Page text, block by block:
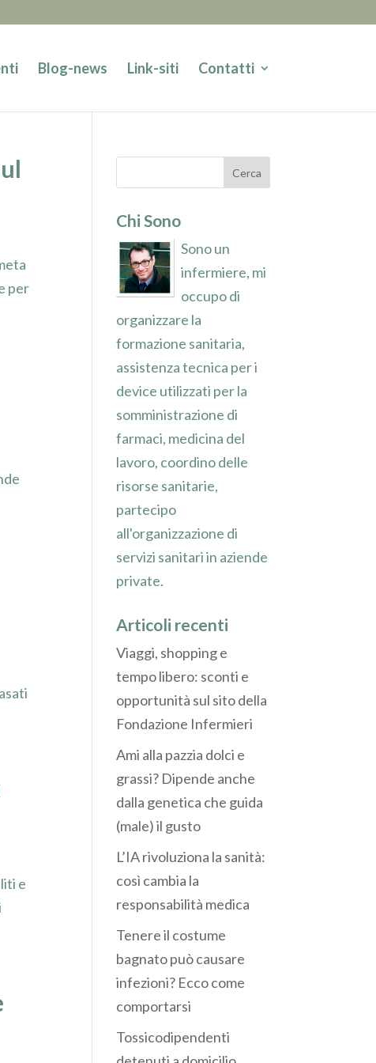
Blog-news Link-siti Contatti
per
e
Chi Sono
Sono un
infermiere, mi
occupo di
organizzare la
formazione sanitaria,
assistenza tecnica per i
device utilizzati per la
somministrazione di
farmaci, medicina del
lavoro, coordino delle
risorse sanitarie,
partecipo
all'organizzazione di
servizi sanitari in aziende
private.
Articoli recenti
Viaggi, shopping e
tempo libero: sconti e
opportunità sul sito della
Fondazione Infermieri
Ami alla pazzia dolci e
grassi? Dipende anche
dalla genetica che guida
(male) il gusto
L’IA rivoluziona la sanità:
così cambia la
responsabilità medica
Tenere il costume
bagnato può causare
infezioni? Ecco come
comportarsi
Tossicodipendenti